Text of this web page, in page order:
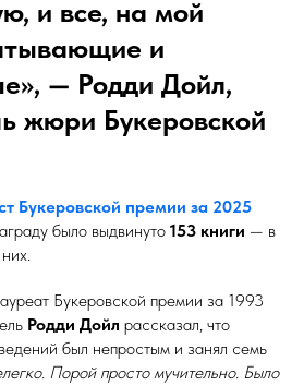
и все, на мой
и
— Родди Дойл,
жюри Букеровской
Букеровской премии за 2025
было выдвинуто 153 книги — в
Букеровской премии за 1993
Родди Дойл рассказал, что
был непростым и занял семь
Порой просто мучительно. Было